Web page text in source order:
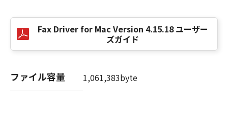
お客様は、バックアップの目的で「許諾ソフト
ウェア」を合理的な範囲において複製すること
ができます。但し、お客様は、かかるバックア
ップコピーに「許諾ソフトウェア」に含まれて
うものとします。
(3)
Fax Driver for Mac Version 4.15.18 ユーザー
ズガイド
ファイル容量 1,061,383byte